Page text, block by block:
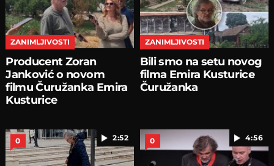
ZANIMLJIVOSTI
Producent Zoran
Janković o novom
filmu Čuružanka Emira
Kusturice
ZANIMLJIVOSTI
Bili smo na setu novog
filma Emira Kusturice
Čuružanka
2:52
0 4:56
0